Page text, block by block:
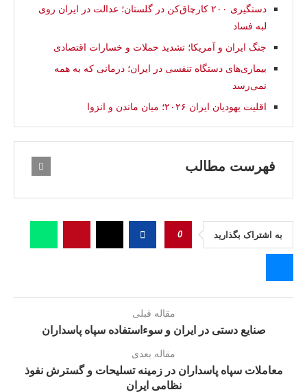
دستگیری ۲۰۰ کارچاق‌کن در گلستان؛ عدالت در ایران روی
لبه فساد
جنگ ایران و آمریکا؛ تشدید حملات و خسارات اقتصادی
بیماری‌های دستگاه تنفسی در ایران؛ درمانی که به همه
نمی‌رسد
اقلیت یهودیان ایران ۲۰۲۶؛ میان ماندن و انزوا
فهرست مطالب
به اشتراک بگذارید 0
مقاله قبلی
صنایع دستی در ایران و سوءاستفاده سپاه پاسداران
مقاله بعدی
معاملات سپاه پاسداران در زمینه تسلیحات و گسترش نفوذ
نظامی ایران